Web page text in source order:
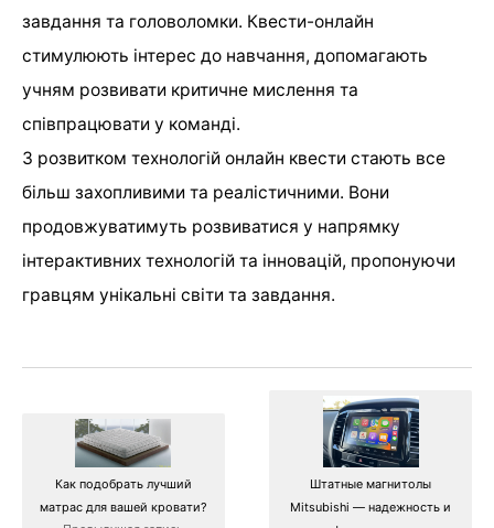
завдання та головоломки. Квести-онлайн
стимулюють інтерес до навчання, допомагають
учням розвивати критичне мислення та
співпрацювати у команді.
З розвитком технологій онлайн квести стають все
більш захопливими та реалістичними. Вони
продовжуватимуть розвиватися у напрямку
інтерактивних технологій та інновацій, пропонуючи
гравцям унікальні світи та завдання.
Как подобрать лучший
матрас для вашей кровати?
Штатные магнитолы
Mitsubishi — надежность и